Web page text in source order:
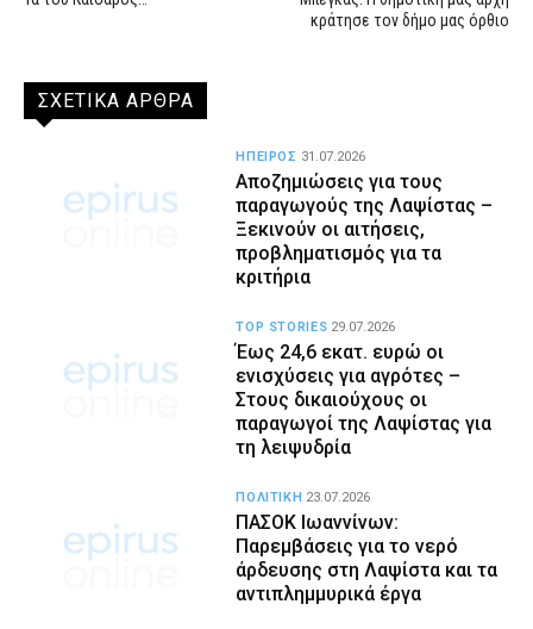
κράτησε τον δήμο μας όρθιο
ΣΧΕΤΙΚΑ ΑΡΘΡΑ
Αποζημιώσεις για τους
παραγωγούς της Λαψίστας –
Ξεκινούν οι αιτήσεις,
προβληματισμός για τα
κριτήρια
ΗΠΕΙΡΟΣ 31.07.2026
Έως 24,6 εκατ. ευρώ οι
ενισχύσεις για αγρότες –
Στους δικαιούχους οι
παραγωγοί της Λαψίστας για
τη λειψυδρία
TOP STORIES 29.07.2026
ΠΑΣΟΚ Ιωαννίνων:
Παρεμβάσεις για το νερό
άρδευσης στη Λαψίστα και τα
αντιπλημμυρικά έργα
ΠΟΛΙΤΙΚΗ 23.07.2026